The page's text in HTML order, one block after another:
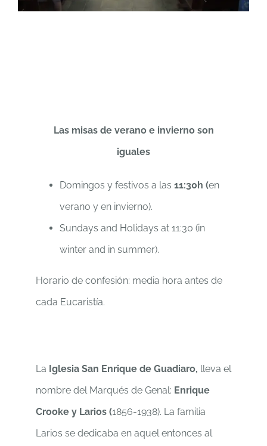
Las misas de verano e invierno son
iguales
Domingos y festivos a las 11:30h (en
verano y en invierno).
Sundays and Holidays at 11:30 (in
winter and in summer).
Horario de confesión: media hora antes de
cada Eucaristía.
La Iglesia San Enrique de Guadiaro, lleva el
nombre del Marqués de Genal: Enrique
Crooke y Larios (1856-1938). La familia
Larios se dedicaba en aquel entonces al